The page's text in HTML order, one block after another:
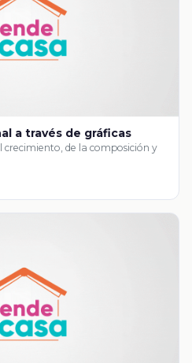
a través de gráficas
crecimiento, de la composición y